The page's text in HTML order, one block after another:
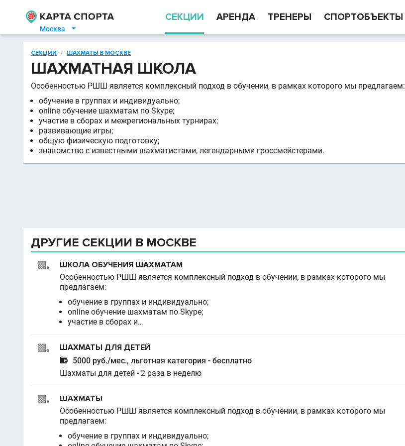
Москва 
СЕКЦИИ АРЕНДА ТРЕНЕРЫ СПОРТОБЪЕКТЫ
СЕКЦИИ / ШАХМАТЫ В МОСКВЕ
ШАХМАТНАЯ ШКОЛА
Особенностью РШШ является комплексный подход в обучении, в рамках которого мы предлагаем:
обучение в группах и индивидуально;
online обучение шахматам по Skype;
участие в сборах и межрегиональных турнирах;
развивающие игры;
общую физическую подготовку;
знакомство с известными шахматистами, легендарными гроссмейстерами.
ДРУГИЕ СЕКЦИИ В МОСКВЕ
ШКОЛА ОБУЧЕНИЯ ШАХМАТАМ
Особенностью РШШ является комплексный подход в обучении, в рамках которого мы
предлагаем:
обучение в группах и индивидуально;
online обучение шахматам по Skype;
участие в сборах и…
ШАХМАТЫ ДЛЯ ДЕТЕЙ

5000 руб./мес., льготная категория - бесплатно
Шахматы для детей - 2 раза в неделю
ШАХМАТЫ
Особенностью РШШ является комплексный подход в обучении, в рамках которого мы
предлагаем:
обучение в группах и индивидуально;